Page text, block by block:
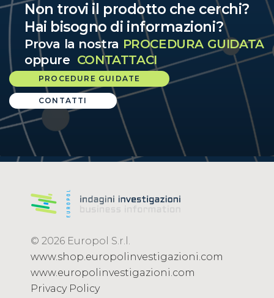
Non trovi il prodotto che cerchi?
Hai bisogno di informazioni?
Prova la nostra PROCEDURA GUIDATA
oppure CONTATTACI
PROCEDURE GUIDATE
CONTATTI
© 2026 Europol S.r.l.
www.shop.europolinvestigazioni.com
www.europolinvestigazioni.com
Privacy Policy